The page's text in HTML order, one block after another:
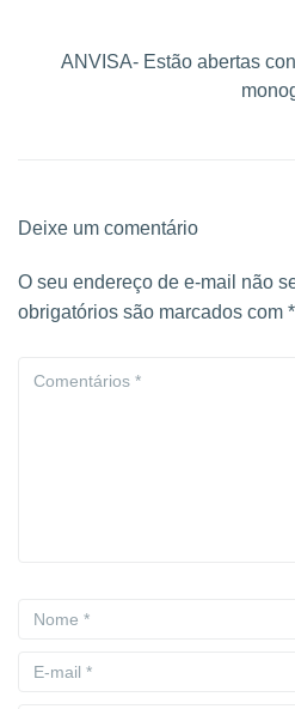
ANVISA- Estão abertas
Deixe um comentário
O seu endereço de e-mail não
obrigatórios são marcados com *